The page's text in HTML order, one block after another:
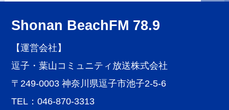
Shonan BeachFM 78.9
【運営会社】
逗子・葉山コミュニティ放送株式会社
〒249-0003 神奈川県逗子市池子2-5-6
TEL：046-870-3313